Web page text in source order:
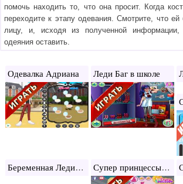
помочь находить то, что она просит. Когда
переходите к этапу одевания. Смотрите, что
лицу, и, исходя из полученной информации,
одеяния оставить.
Одевалка Адриана Леди Баг в школе
Беременная Леди Баг Супер принцессы Диснея